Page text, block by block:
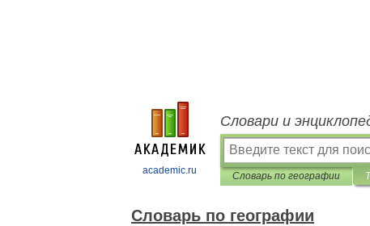
academic.ru
Словари и
Словарь по географии
Словарь по географии